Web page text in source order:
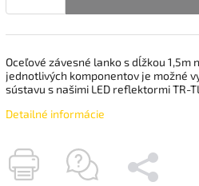
Oceľové závesné lanko s dĺžkou 1,5m
jednotlivých komponentov je možné
sústavu s našimi LED reflektormi TR-
Detailné informácie